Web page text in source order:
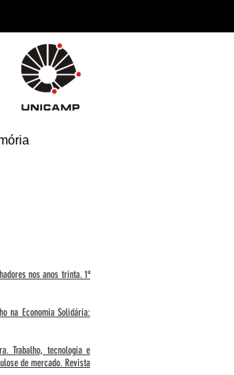
nos anos trinta. 1ª
na Economia Solidária:
Trabalho, tecnologia e
de mercado. Revista